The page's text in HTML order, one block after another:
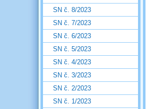
SN č. 8/2023
SN č. 7/2023
SN č. 6/2023
SN č. 5/2023
SN č. 4/2023
SN č. 3/2023
SN č. 2/2023
SN č. 1/2023